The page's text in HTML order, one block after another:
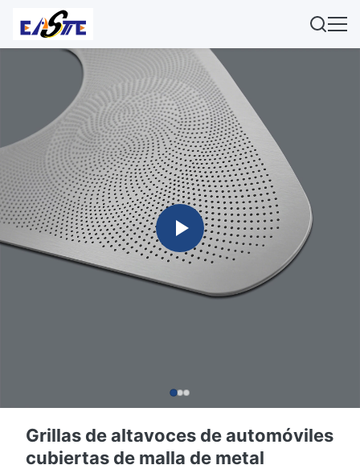
Grillas de altavoces de automóviles
cubiertas de malla de metal